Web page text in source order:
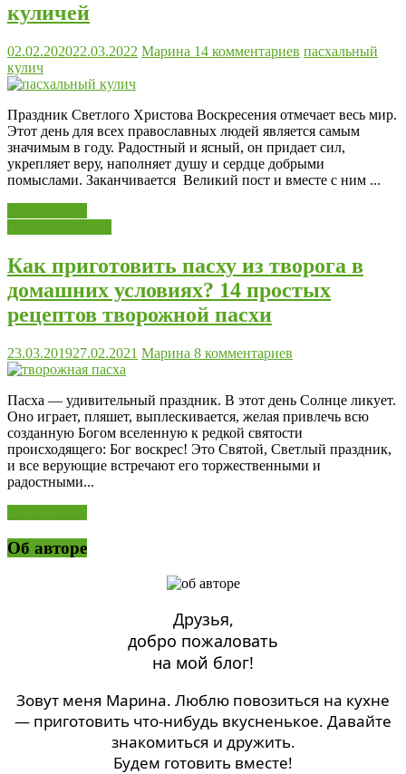
куличей
02.02.202022.03.2022 Марина 14 комментариев пасхальный
кулич
Праздник Светлого Христова Воскресения отмечает весь мир.
Этот день для всех православных людей является самым
значимым в году. Радостный и ясный, он придает сил,
укрепляет веру, наполняет душу и сердце добрыми
помыслами. Заканчивается Великий пост и вместе с ним ...
Как приготовить пасху из творога в
домашних условиях? 14 простых
рецептов творожной пасхи
23.03.201927.02.2021 Марина 8 комментариев
Пасха — удивительный праздник. В этот день Солнце ликует.
Оно играет, пляшет, выплескивается, желая привлечь всю
созданную Богом вселенную к редкой святости
происходящего: Бог воскрес! Это Святой, Светлый праздник,
и все верующие встречают его торжественными и
радостными...
Об авторе
Друзья,
добро пожаловать
на мой блог!
Зовут меня Марина. Люблю повозиться на кухне
— приготовить что-нибудь вкусненькое. Давайте
знакомиться и дружить.
Будем готовить вместе!